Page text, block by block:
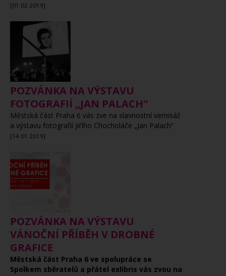
[01.02.2019]
POZVÁNKA NA VÝSTAVU
FOTOGRAFIÍ „JAN PALACH“
Městská část Praha 6 vás zve na slavnostní vernisáž
a výstavu fotografií Jiřího Chocholáče „Jan Palach“
[14.01.2019]
POZVÁNKA NA VÝSTAVU
VÁNOČNÍ PŘÍBĚH V DROBNÉ
GRAFICE
Městská část Praha 6 ve spolupráce se
Spolkem sběratelů a přátel exlibris vás zvou na